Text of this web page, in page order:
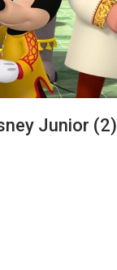
Junior (2)